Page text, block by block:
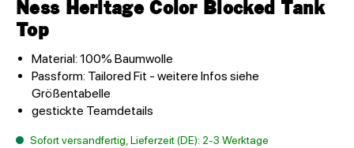
Ness Heritage Color Blocked Tank
Top
Material: 100% Baumwolle
Passform: Tailored Fit - weitere Infos siehe
Größentabelle
gestickte Teamdetails
Sofort versandfertig, Lieferzeit (DE): 2-3 Werktage